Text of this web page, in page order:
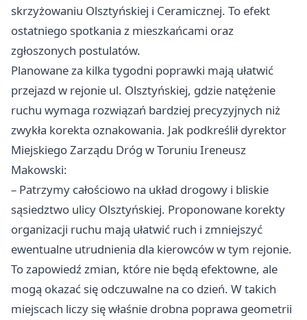
skrzyżowaniu Olsztyńskiej i Ceramicznej. To efekt
ostatniego spotkania z mieszkańcami oraz
zgłoszonych postulatów.
Planowane za kilka tygodni poprawki mają ułatwić
przejazd w rejonie ul. Olsztyńskiej, gdzie natężenie
ruchu wymaga rozwiązań bardziej precyzyjnych niż
zwykła korekta oznakowania. Jak podkreślił dyrektor
Miejskiego Zarządu Dróg w Toruniu Ireneusz
Makowski:
– Patrzymy całościowo na układ drogowy i bliskie
sąsiedztwo ulicy Olsztyńskiej. Proponowane korekty
organizacji ruchu mają ułatwić ruch i zmniejszyć
ewentualne utrudnienia dla kierowców w tym rejonie.
To zapowiedź zmian, które nie będą efektowne, ale
mogą okazać się odczuwalne na co dzień. W takich
miejscach liczy się właśnie drobna poprawa geometrii